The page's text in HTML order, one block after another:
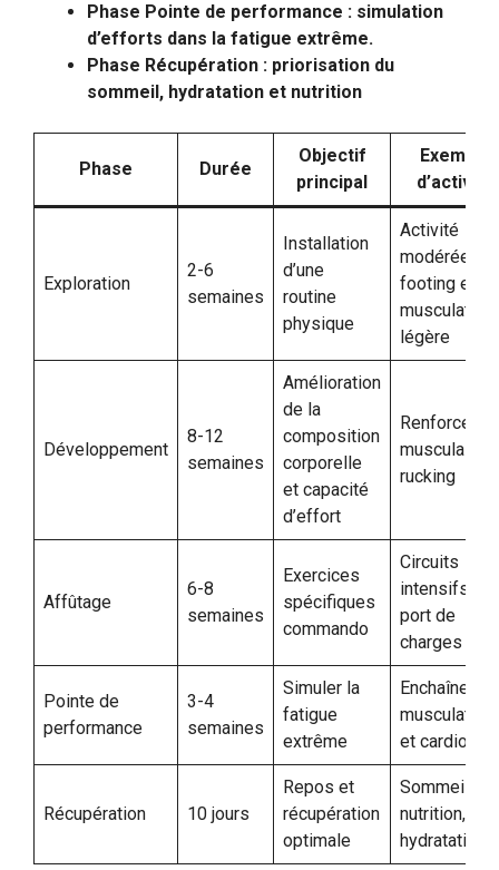
Phase Pointe de performance : simulation
d’efforts dans la fatigue extrême.
Phase Récupération : priorisation du
sommeil, hydratation et nutrition
Phase Durée
Objectif
principal
Exemple
d’activité
Exploration
2-6
semaines
Installation
d’une
routine
physique
Activité
modérée
footing et
musculation
légère
Développement
8-12
semaines
Amélioration
de la
composition
corporelle
et capacité
d’effort
musculaire
rucking
Affûtage
6-8
semaines
Exercices
spécifiques
commando
Circuits
intensifs et
port de
charges
Pointe de
performance
3-4
semaines
Simuler la
fatigue
extrême
musculation
et cardio
Récupération 10 jours
Repos et
récupération
optimale
Sommeil,
nutrition,
hydratation